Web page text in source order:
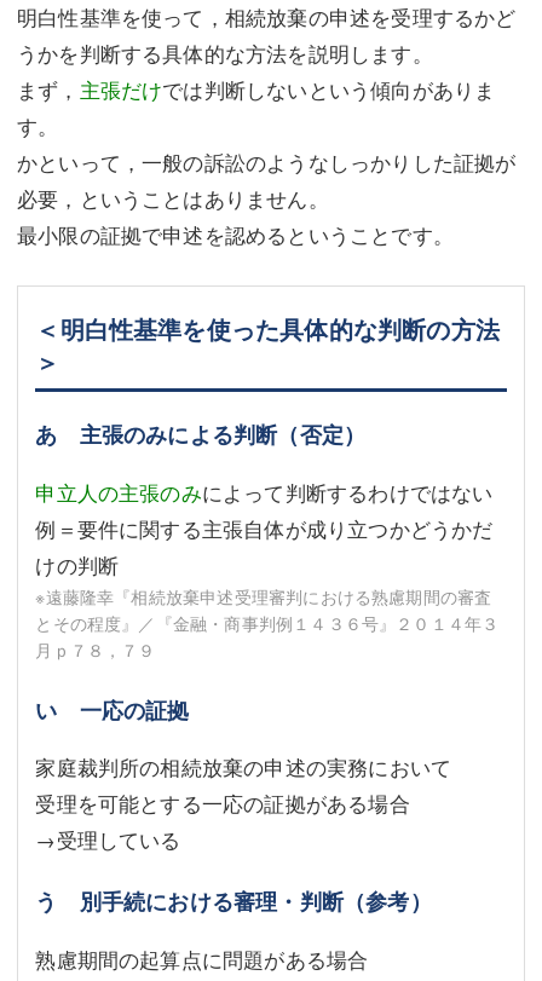
明白性基準を使って，相続放棄の申述を受理するかど
うかを判断する具体的な方法を説明します。
まず， 主張だけでは判断しないという傾向がありま
す。
かといって，一般の訴訟のようなしっかりした証拠が
必要，ということはありません。
最小限の証拠で申述を認めるということです。
＜明白性基準を使った具体的な判断の方法
＞
あ 主張のみによる判断（否定）
申立人の主張のみによって判断するわけではない
例＝要件に関する主張自体が成り立つかどうかだ
けの判断
※遠藤隆幸『相続放棄申述受理審判における熟慮期間の審査
とその程度』／『金融・商事判例１４３６号』２０１４年３
月ｐ７８，７９
い 一応の証拠
家庭裁判所の相続放棄の申述の実務において
受理を可能とする一応の証拠がある場合
→受理している
う 別手続における審理・判断（参考）
熟慮期間の起算点に問題がある場合